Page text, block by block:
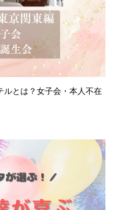
ルとは？女子会・本人不在